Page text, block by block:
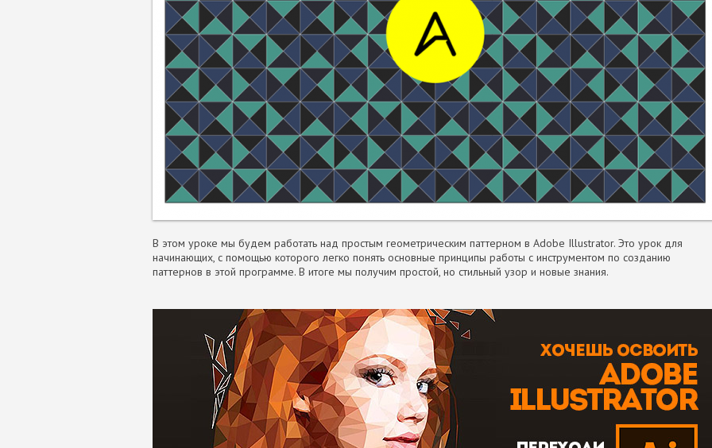
В этом уроке мы будем работать над простым геометрическим паттерном в Adobe Illustrator. Это урок для
начинающих, с помощью которого легко понять основные принципы работы с инструментом по созданию
паттернов в этой программе. В итоге мы получим простой, но стильный узор и новые знания.